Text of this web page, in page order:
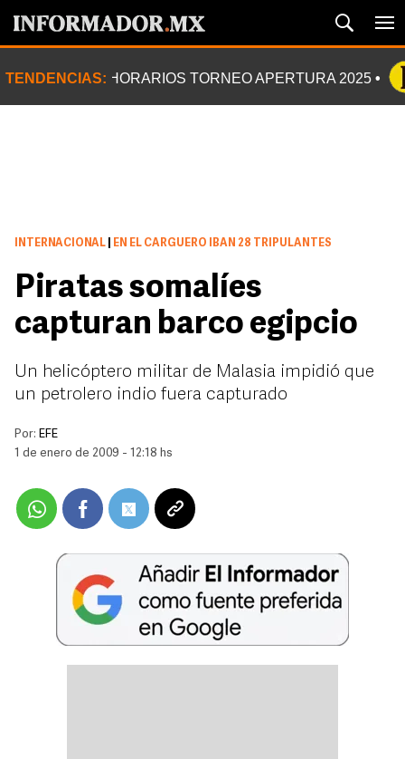
TENDENCIAS: HORARIOS TORNEO APERTURA 2025
INTERNACIONAL EN EL CARGUERO IBAN 28 TRIPULANTES
Piratas somalíes
capturan barco egipcio
Un helicóptero militar de Malasia impidió que
un petrolero indio fuera capturado
Por: EFE
1 de enero de 2009 - 12:18 hs